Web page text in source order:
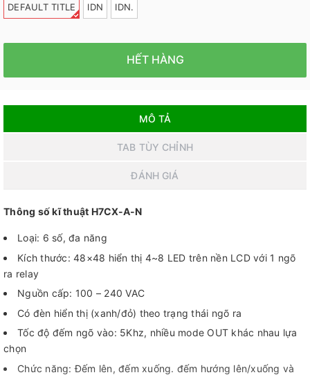
DEFAULT TITLE IDN IDN.
HẾT HÀNG
MÔ TẢ
TAB TÙY CHỈNH
ĐÁNH GIÁ
Thông số kĩ thuật H7CX-A-N
Loại: 6 số, đa năng
Kích thước: 48×48 hiển thị 4~8 LED trên nền LCD với 1 ngõ
ra relay
Nguồn cấp: 100 – 240 VAC
Có đèn hiển thị (xanh/đỏ) theo trạng thái ngõ ra
Tốc độ đếm ngõ vào: 5Khz, nhiều mode OUT khác nhau lựa
chọn
Chức năng: Đếm lên, đếm xuống. đếm hướng lên/xuống và